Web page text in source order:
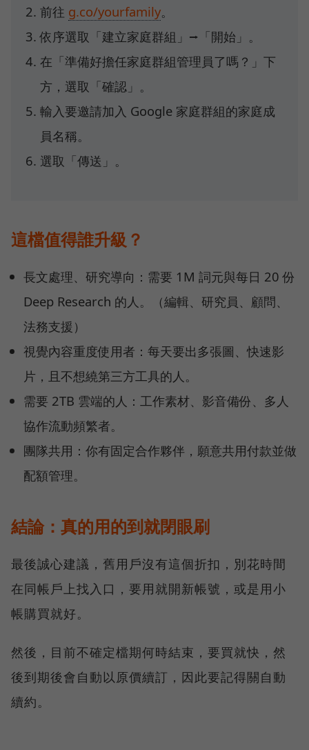
前往 g.co/yourfamily。
依序選取「建立家庭群組」⭢「開始」。
在「準備好擔任家庭群組管理員了嗎？」下
方，選取「確認」。
輸入要邀請加入 Google 家庭群組的家庭成
員名稱。
選取「傳送」。
這檔值得誰升級？
長文處理、研究導向：需要 1M 詞元與每日 20 份
Deep Research 的人。（編輯、研究員、顧問、
法務支援）
視覺內容重度使用者：每天要出多張圖、快速影
片，且不想繞第三方工具的人。
需要 2TB 雲端的人：工作素材、影音備份、多人
協作流動頻繁者。
團隊共用：你有固定合作夥伴，願意共用付款並做
配額管理。
結論：真的用的到就閉眼刷
最後誠心建議，舊用戶沒有這個折扣，別花時間
在同帳戶上找入口，要用就開新帳號，或是用小
帳購買就好。
然後，目前不確定檔期何時結束，要買就快，然
後到期後會自動以原價續訂，因此要記得關自動
續約。